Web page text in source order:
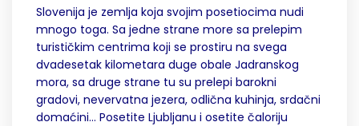
Slovenija je zemlja koja svojim posetiocima nudi
mnogo toga. Sa jedne strane more sa prelepim
turističkim centrima koji se prostiru na svega
dvadesetak kilometara duge obale Jadranskog
mora, sa druge strane tu su prelepi barokni
gradovi, nevervatna jezera, odlična kuhinja, srdačni
domaćini... Posetite Ljubljanu i osetite čaloriju